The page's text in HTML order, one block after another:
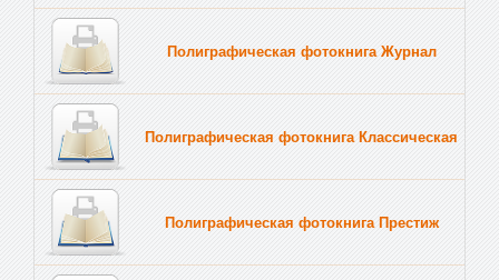
Полиграфическая фотокнига Журнал
Полиграфическая фотокнига Классическая
Полиграфическая фотокнига Престиж